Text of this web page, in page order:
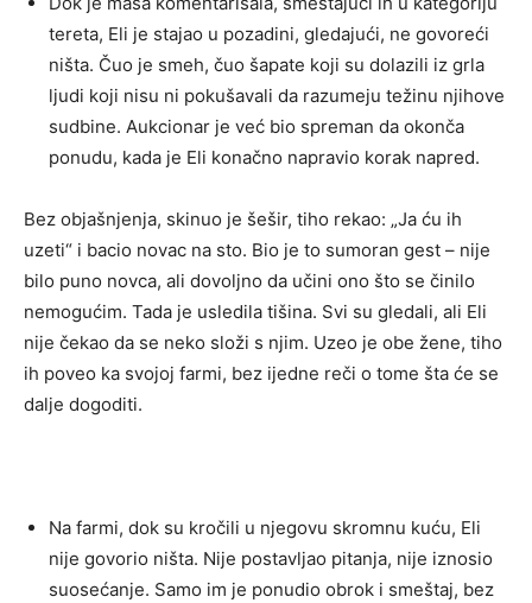
tereta, Eli je stajao u pozadini, gledajući, ne govoreći
ništa. Čuo je smeh, čuo šapate koji su dolazili iz grla
ljudi koji nisu ni pokušavali da razumeju težinu njihove
sudbine. Aukcionar je već bio spreman da okonča
ponudu, kada je Eli konačno napravio korak napred.
Bez objašnjenja, skinuo je šešir, tiho rekao: „Ja ću ih
uzeti“ i bacio novac na sto. Bio je to sumoran gest – nije
bilo puno novca, ali dovoljno da učini ono što se činilo
nemogućim. Tada je usledila tišina. Svi su gledali, ali Eli
nije čekao da se neko složi s njim. Uzeo je obe žene, tiho
ih poveo ka svojoj farmi, bez ijedne reči o tome šta će se
dalje dogoditi.
Na farmi, dok su kročili u njegovu skromnu kuću, Eli
nije govorio ništa. Nije postavljao pitanja, nije iznosio
suosećanje. Samo im je ponudio obrok i smeštaj, bez